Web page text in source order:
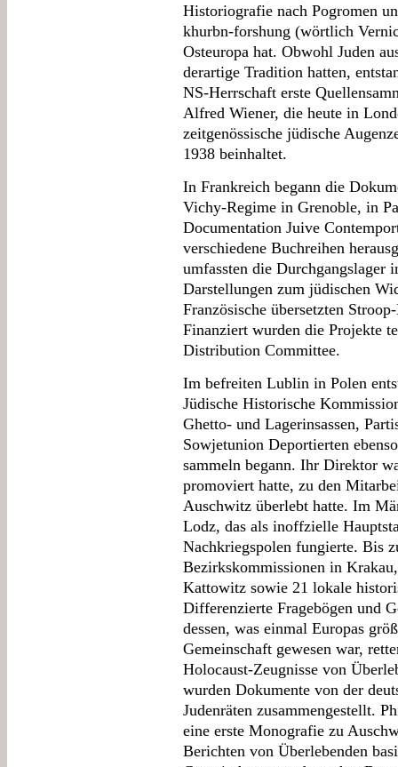
Historiografie nach Pogromen
khurbn-forshung (wörtlich
Osteuropa hat. Obwohl Juden
derartige Tradition hatten,
NS-Herrschaft erste
Alfred Wiener, die heute in
zeitgenössische jüdische
1938 beinhaltet.
In Frankreich begann die
Vichy-Regime in Grenoble, in
Documentation Juive
verschiedene Buchreihen
umfassten die Durchgangslager
Darstellungen zum jüdischen
Französische übersetzten
Finanziert wurden die Projekte
Distribution Committee.
Im befreiten Lublin in Polen
Jüdische Historische
Ghetto- und Lagerinsassen,
Sowjetunion Deportierten
sammeln begann. Ihr Direktor
promoviert hatte, zu den
Auschwitz überlebt hatte. Im
Lodz, das als inoffzielle
Nachkriegspolen fungierte. Bis
Bezirkskommissionen in
Kattowitz sowie 21 lokale
Differenzierte Fragebögen und
dessen, was einmal Europas
Gemeinschaft gewesen war,
Holocaust-Zeugnisse von
wurden Dokumente von der
Judenräten zusammengestellt.
eine erste Monografie zu
Berichten von Überlebenden